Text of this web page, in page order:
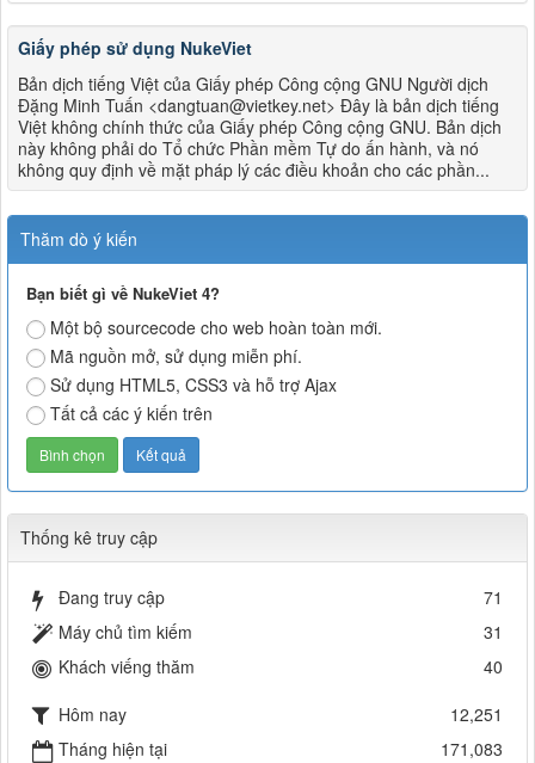
Giấy phép sử dụng NukeViet
Bản dịch tiếng Việt của Giấy phép Công cộng GNU Người dịch
Đặng Minh Tuấn <dangtuan@vietkey.net> Đây là bản dịch tiếng
Việt không chính thức của Giấy phép Công cộng GNU. Bản dịch
này không phải do Tổ chức Phần mềm Tự do ấn hành, và nó
không quy định về mặt pháp lý các điều khoản cho các phần...
Thăm dò ý kiến
Bạn biết gì về NukeViet 4?
Một bộ sourcecode cho web hoàn toàn mới.
Mã nguồn mở, sử dụng miễn phí.
Sử dụng HTML5, CSS3 và hỗ trợ Ajax
Tất cả các ý kiến trên
Thống kê truy cập
Đang truy cập
71
Máy chủ tìm kiếm
31
Khách viếng thăm
40
Hôm nay
12,251
Tháng hiện tại
171,083